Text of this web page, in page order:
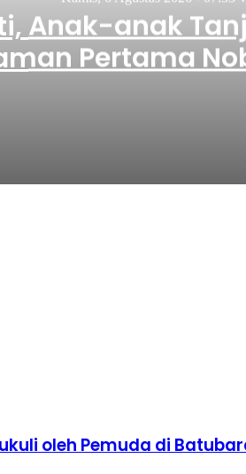
Anak-anak
Pertama
Sengketa Berakhir Damai
Deli Serdang Siapkan
oleh Pemuda di